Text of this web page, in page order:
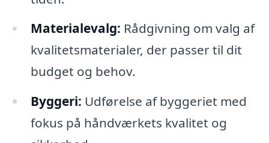
Materialevalg: Rådgivning om valg af
kvalitetsmaterialer, der passer til dit
budget og behov.
Byggeri: Udførelse af byggeriet med
fokus på håndværkets kvalitet og